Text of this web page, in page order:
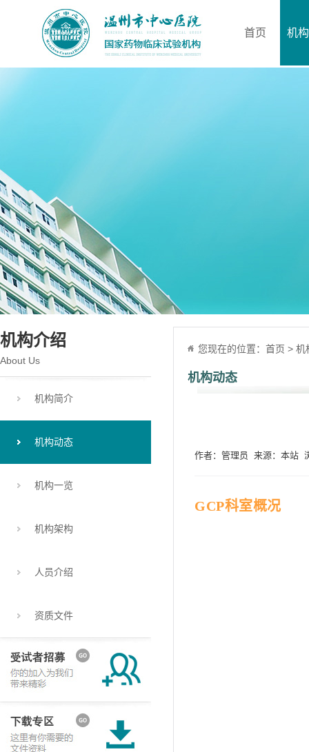
首页 机
机构介绍
About Us
机构简介
机构动态
机构一览
机构架构
人员介绍
资质文件
您现在的位置： 首页 > 机
机构动态
作者：管理员 来源：本站
GCP科室概况